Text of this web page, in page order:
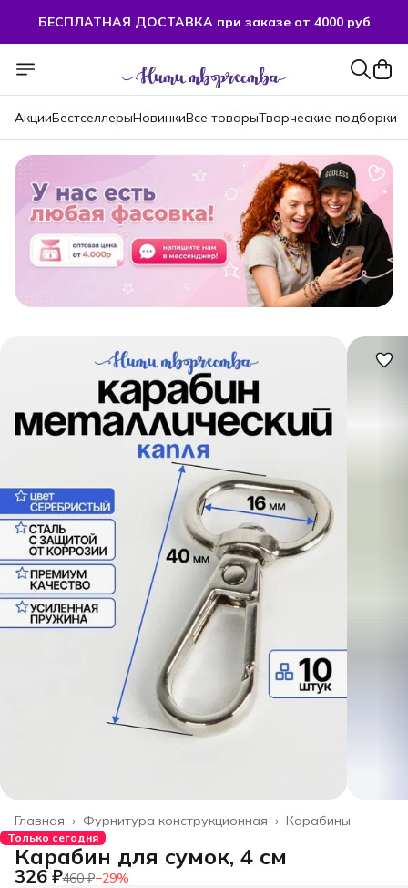
БЕСПЛАТНАЯ ДОСТАВКА при заказе от 4000 руб
БЕСПЛАТНАЯ ДОСТАВКА при заказе от 4000 руб
АкцииБестселлерыНовинкиВсе товарыТворческие подборки
Карабины
Фурнитура конструкционная ›
Главная ›
Только сегодня
Карабин для сумок, 4 см
326 ₽460 ₽−29%